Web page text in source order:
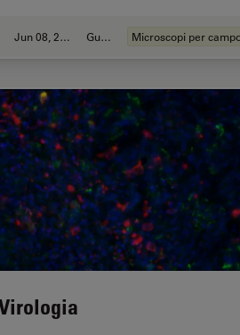
Jun 08, 2021 Guida